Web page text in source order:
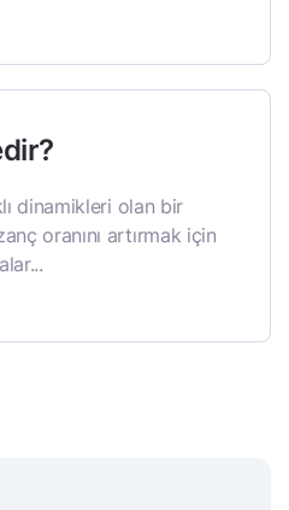
dinamikleri olan bir
oranını artırmak için